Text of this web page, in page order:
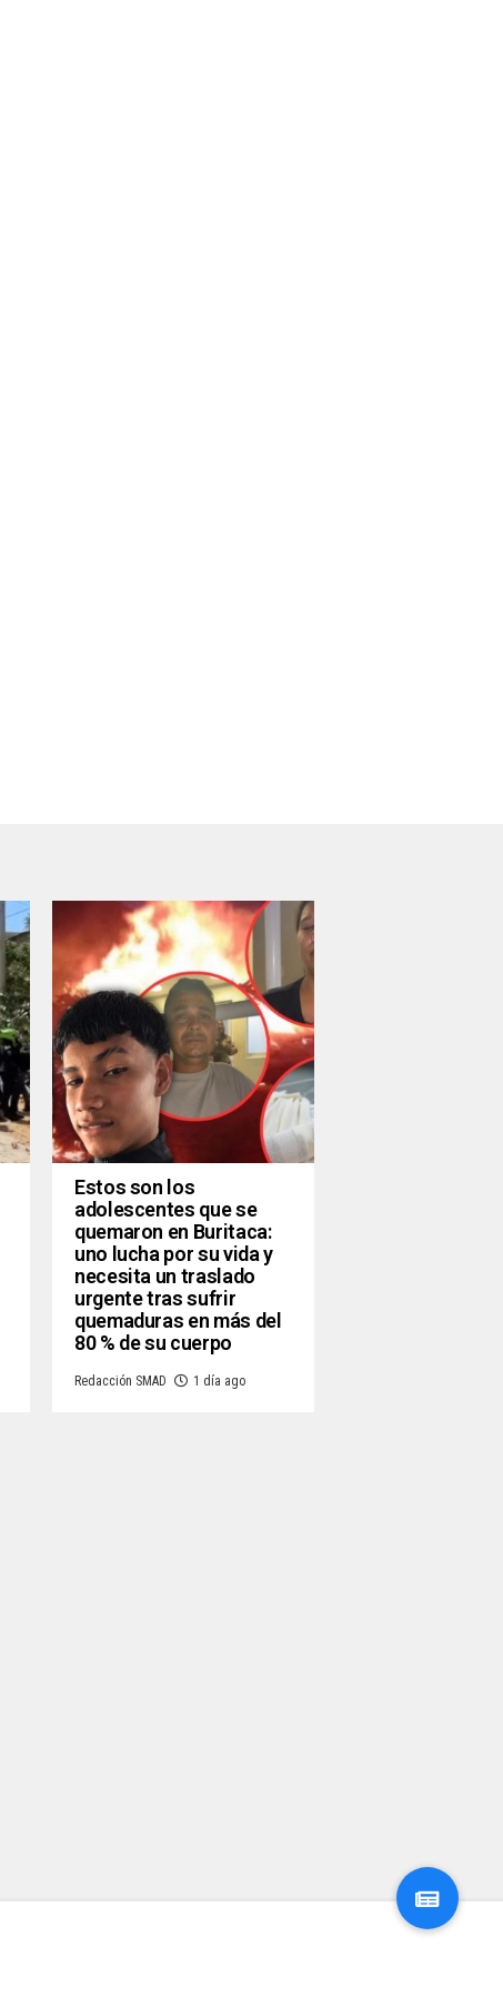
Estos son los
adolescentes que se
quemaron en Buritaca:
uno lucha por su vida y
necesita un traslado
urgente tras sufrir
quemaduras en más del
80 % de su cuerpo
Redacción SMAD 1 día ago